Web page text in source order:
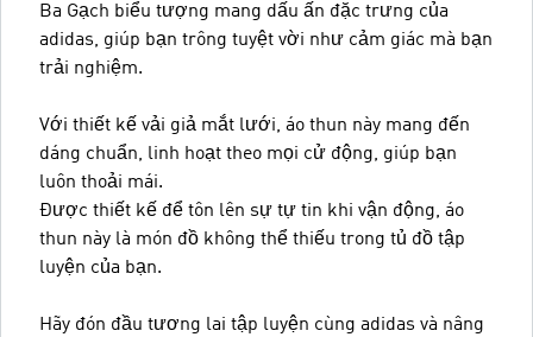
Ba Gạch biểu tượng mang dấu ấn đặc trưng của
adidas, giúp bạn trông tuyệt vời như cảm giác mà bạn
trải nghiệm.
Với thiết kế vải giả mắt lưới, áo thun này mang đến
dáng chuẩn, linh hoạt theo mọi cử động, giúp bạn
luôn thoải mái.
Được thiết kế để tôn lên sự tự tin khi vận động, áo
thun này là món đồ không thể thiếu trong tủ đồ tập
luyện của bạn.
Hãy đón đầu tương lai tập luyện cùng adidas và nâng